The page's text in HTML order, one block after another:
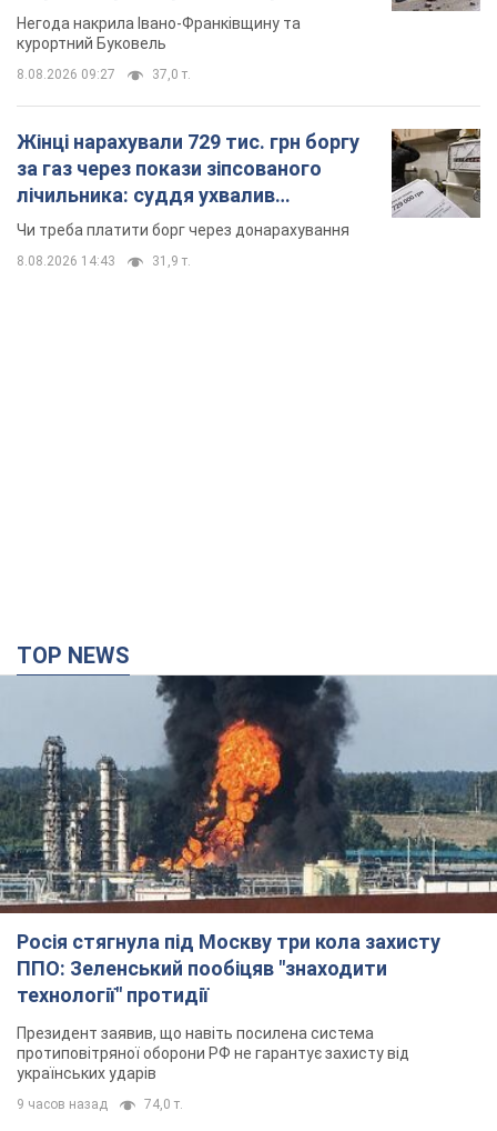
ППО: Зеленський пообіцяв "знаходити
технології" протидії
Президент заявив, що навіть посилена система
протиповітряної оборони РФ не гарантує захисту від
українських ударів
9 часов назад
Україна придбала у Туреччини 70 балістичних
ракет і багато іншого озброєння: у Держдепі
США оприлюднили список
Держдеп вже поставив до відома американський Конгрес
10 часов назад 13,3 т.
"Нас почули на одне вухо": у містах України 24-й
день поспіль тривають мітинги на підтримку
Федорова. Фото і відео